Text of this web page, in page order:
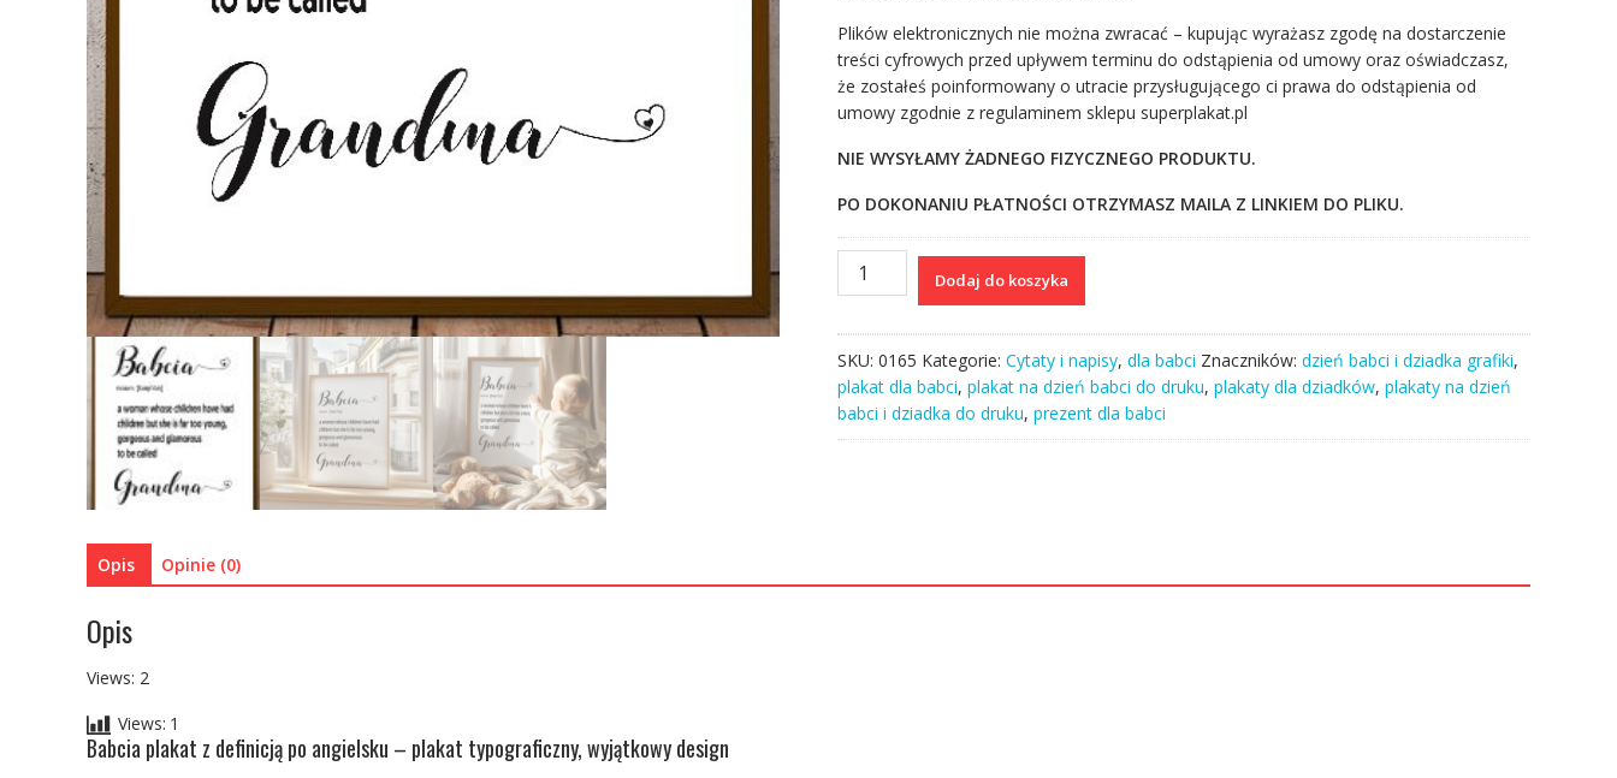
Plików elektronicznych nie można zwracać – kupując wyrażasz zgodę na dostarczenie
treści cyfrowych przed upływem terminu do odstąpienia od umowy oraz oświadczasz,
że zostałeś poinformowany o utracie przysługującego ci prawa do odstąpienia od
umowy zgodnie z regulaminem sklepu superplakat.pl
NIE WYSYŁAMY ŻADNEGO FIZYCZNEGO PRODUKTU.
PO DOKONANIU PŁATNOŚCI OTRZYMASZ MAILA Z LINKIEM DO PLIKU.
ilość
Babcia
plakat
z
definicją
po
angielsku
Dodaj do koszyka
SKU: 0165 Kategorie: Cytaty i napisy, dla babci Znaczników: dzień babci i dziadka grafiki,
plakat dla babci, plakat na dzień babci do druku, plakaty dla dziadków, plakaty na dzień
babci i dziadka do druku, prezent dla babci
Opis Opinie (0)
Opis
Views: 2
Views: 1
Babcia plakat z definicją po angielsku – plakat typograficzny, wyjątkowy design